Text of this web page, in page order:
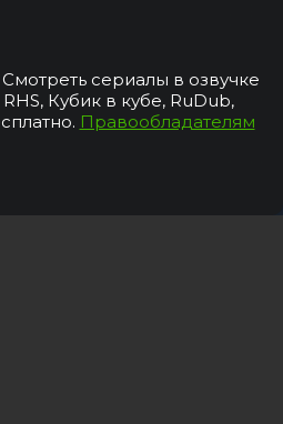
сериалы в озвучке
Кубик в кубе, RuDub,
Правообладателям